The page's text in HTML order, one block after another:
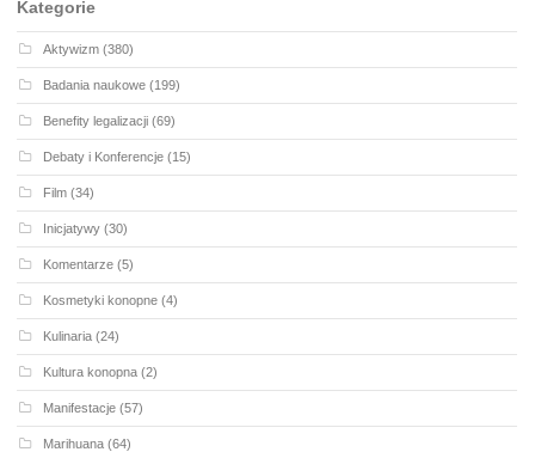
Kategorie
Aktywizm (380)
Badania naukowe (199)
Benefity legalizacji (69)
Debaty i Konferencje (15)
Film (34)
Inicjatywy (30)
Komentarze (5)
Kosmetyki konopne (4)
Kulinaria (24)
Kultura konopna (2)
Manifestacje (57)
Marihuana (64)